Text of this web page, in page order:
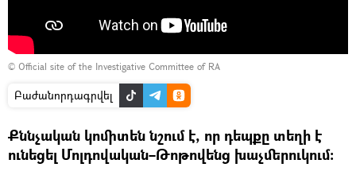
© Official site of the Investigative Committee of RA
Բաժանորդագրվել
Քննչական կոմիտեն նշում է, որ դեպքը տեղի է
ունեցել Մոլդովական–Թոթովենց խաչմերուկում։